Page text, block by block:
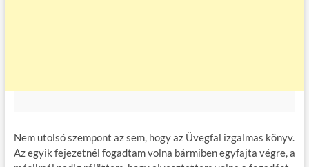
Nem utolsó szempont az sem, hogy az Üvegfal izgalmas könyv.
Az egyik fejezetnél fogadtam volna bármiben egyfajta végre, a